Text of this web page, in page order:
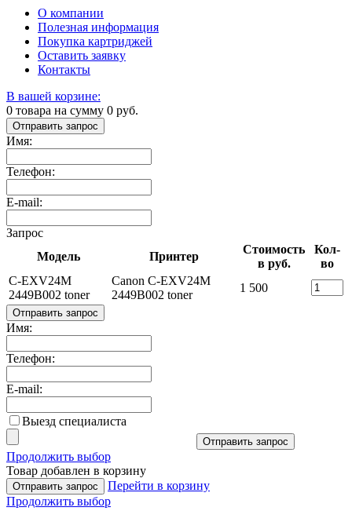
О компании
Полезная информация
Покупка картриджей
Оставить заявку
Контакты
В вашей корзине:
0 товара на сумму 0 руб.
Отправить запрос
Имя:
Телефон:
E-mail:
Запрос
Модель
Принтер
Стоимость
в руб.
Кол-
во
C-EXV24M
2449B002 toner
Canon C-EXV24M
2449B002 toner
1 500
Отправить запрос
Имя:
Телефон:
E-mail:
Выезд специалиста
Отправить запрос
Продолжить выбор
Товар добавлен в корзину
Отправить запрос
Перейти в корзину
Продолжить выбор